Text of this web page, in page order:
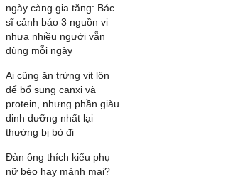
ngày càng gia tăng: Bác
sĩ cảnh báo 3 nguồn vi
nhựa nhiều người vẫn
dùng mỗi ngày
Ai cũng ăn trứng vịt lộn
để bổ sung canxi và
protein, nhưng phần giàu
dinh dưỡng nhất lại
thường bị bỏ đi
Đàn ông thích kiểu phụ
nữ béo hay mảnh mai?